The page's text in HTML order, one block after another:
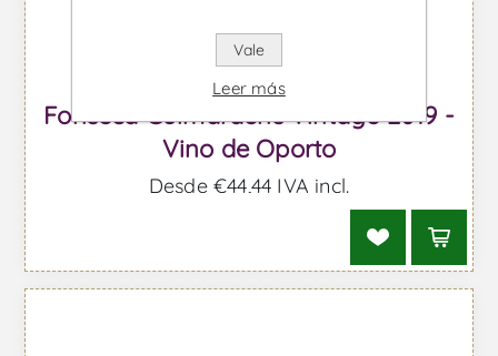
Fonseca Guimaraens Vintage 2019 -
Vino de Oporto
Desde €44,44 IVA incl.
Vale
Leer más